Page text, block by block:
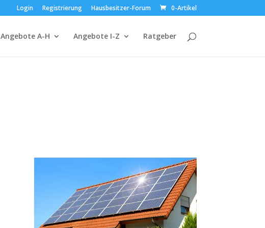
Login Registrierung Hausbesitzer-Forum 0-Artikel
Angebote A-H Angebote I-Z Ratgeber